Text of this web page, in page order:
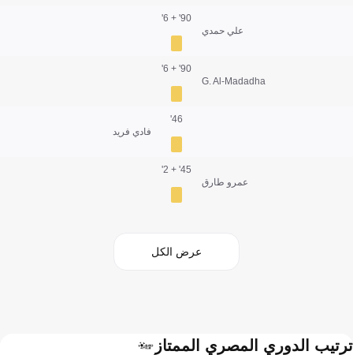
علي حمدي
90' + 6'
G. Al-Madadha
90' + 6'
فادي فريد
46'
عمرو طارق
45' + 2'
عرض الكل
ترتيب الدوري المصري الممتاز